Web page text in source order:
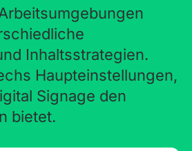
Inhaltsstrategien.
Haupteinstellungen,
Signage den
bietet.